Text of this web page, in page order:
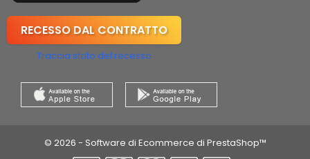
RECESSO DAL CONTRATTO
Traccia stato del recesso
© 2026 - Software di Ecommerce di PrestaShop™